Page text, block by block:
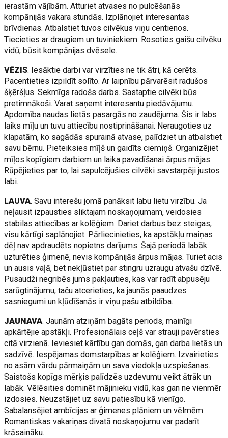
ierastām vājībām. Atturiet atvases no pulcēšanās
kompānijās vakara stundās. Izplānojiet interesantas
brīvdienas. Atbalstiet tuvos cilvēkus viņu centienos.
Tiecieties ar draugiem un tuviniekiem. Rosoties gaišu cilvēku
vidū, būsit kompānijas dvēsele.
VĒZIS. Iesāktie darbi var virzīties ne tik ātri, kā cerēts.
Pacentieties izpildīt solīto. Ar laipnību pārvarēsit radušos
šķēršļus. Sekmīgs radošs darbs. Sastaptie cilvēki būs
pretimnākoši. Varat saņemt interesantu piedāvājumu.
Apdomība naudas lietās pasargās no zaudējuma. Šis ir labs
laiks mīļu un tuvu attiecību nostiprināšanai. Neraugoties uz
klapatām, ko sagādās spurainā atvase, palīdziet un atbalstiet
savu bērnu. Pieteiksies mīļš un gaidīts ciemiņš. Organizējiet
mīļos kopīgiem darbiem un laika pavadīšanai ārpus mājas.
Rūpējieties par to, lai sapulcējušies cilvēki savstarpēji justos
labi.
LAUVA. Savu interešu jomā panāksit labu lietu virzību. Ja
neļausit izpausties sliktajam noskaņojumam, veidosies
stabilas attiecības ar kolēģiem. Dariet darbus bez steigas,
visu kārtīgi saplānojiet. Pārliecinieties, ka apstākļu maiņas
dēļ nav apdraudēts nopietns darījums. Šajā periodā labāk
uzturēties ģimenē, nevis kompānijās ārpus mājas. Turiet acis
un ausis vaļā, bet nekļūstiet par stingru uzraugu atvašu dzīvē.
Pusaudži negribēs jums pakļauties, kas var radīt abpusēju
sarūgtinājumu, taču atcerieties, ka jaunās paaudzes
sasniegumi un kļūdīšanās ir viņu pašu atbildība.
JAUNAVA. Jaunām atziņām bagāts periods, mainīgi
apkārtējie apstākļi. Profesionālais ceļš var strauji pavērsties
citā virzienā. Ieviesiet kārtību gan domās, gan darba lietās un
sadzīvē. Iespējamas domstarpības ar kolēģiem. Izvairieties
no asām vārdu pārmaiņām un sava viedokļa uzspiešanas.
Saistošs kopīgs mērķis palīdzēs uzdevumu veikt ātrāk un
labāk. Vēlēsities dominēt mājinieku vidū, kas gan ne vienmēr
izdosies. Neuzstājiet uz savu patiesību kā vienīgo.
Sabalansējiet ambīcijas ar ģimenes plāniem un vēlmēm.
Romantiskas vakariņas divatā noskaņojumu var padarīt
krāsaināku.